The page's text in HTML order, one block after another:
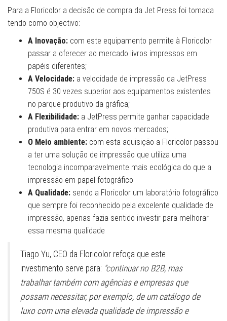
Para a Floricolor a decisão de compra da Jet Press foi tomada
tendo como objectivo:
A Inovação: com este equipamento permite à Floricolor
passar a oferecer ao mercado livros impressos em
papéis diferentes;
A Velocidade: a velocidade de impressão da JetPress
750S é 30 vezes superior aos equipamentos existentes
no parque produtivo da gráfica;
A Flexibilidade: a JetPress permite ganhar capacidade
produtiva para entrar em novos mercados;
O Meio ambiente: com esta aquisição a Floricolor passou
a ter uma solução de impressão que utiliza uma
tecnologia incomparavelmente mais ecológica do que a
impressão em papel fotográfico
A Qualidade: sendo a Floricolor um laboratório fotográfico
que sempre foi reconhecido pela excelente qualidade de
impressão, apenas fazia sentido investir para melhorar
essa mesma qualidade
Tiago Yu, CEO da Floricolor refoça que este
investimento serve para: “continuar no B2B, mas
trabalhar também com agências e empresas que
possam necessitar, por exemplo, de um catálogo de
luxo com uma elevada qualidade de impressão e